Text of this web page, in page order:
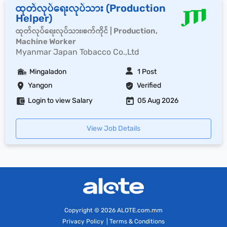
ထုတ်လုပ်ရေးလုပ်သား (Production
Helper)
ထုတ်လုပ်ရေးလုပ်သား၊စက်ကိုင် | Production,
Machine Worker
Myanmar Japan Tobacco Co.,Ltd
Yangon Verified
Mingaladon 1 Post
Login to view Salary 05 Aug 2026
View Job Details
Copyright © 2026 ALOTE.com.mm
Privacy Policy
Terms & Conditions